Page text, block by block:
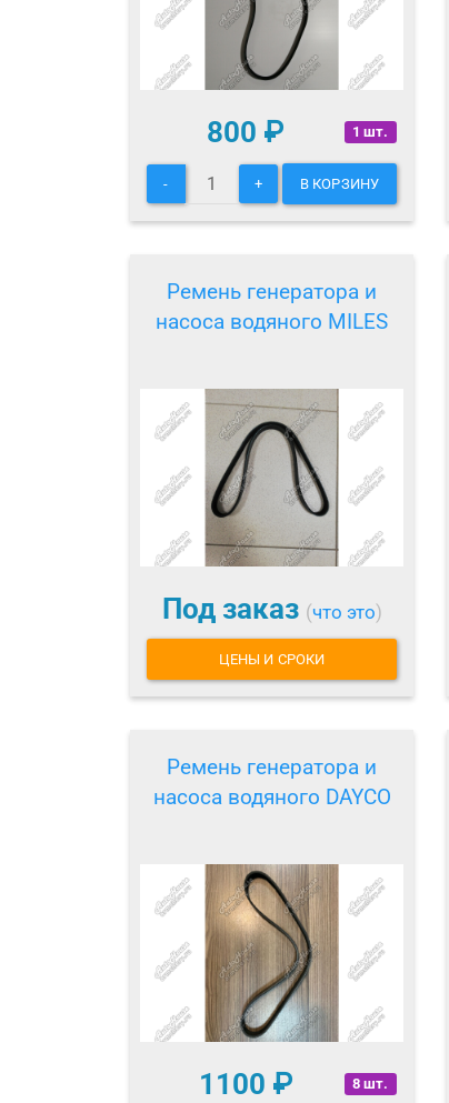
1 шт.
800 ₽
- + В КОРЗИНУ
Ремень генератора и
насоса водяного MILES
Под заказ (что это)
ЦЕНЫ И СРОКИ
Ремень генератора и
насоса водяного DAYCO
8 шт.
1100 ₽